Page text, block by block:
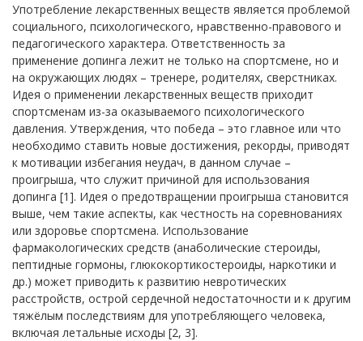
Употребление лекарственных веществ является проблемой
социального, психологического, нравственно-правового и
педагогического характера. Ответственность за
применение допинга лежит не только на спортсмене, но и
на окружающих людях – тренере, родителях, сверстниках.
Идея о применении лекарственных веществ приходит
спортсменам из-за оказываемого психологического
давления. Утверждения, что победа – это главное или что
необходимо ставить новые достижения, рекорды, приводят
к мотивации избегания неудач, в данном случае –
проигрыша, что служит причиной для использования
допинга [1]. Идея о предотвращении проигрыша становится
выше, чем такие аспекты, как честность на соревнованиях
или здоровье спортсмена. Использование
фармакологических средств (анаболические стероиды,
пептидные гормоны, глюкокортикостероиды, наркотики и
др.) может приводить к развитию невротических
расстройств, острой сердечной недостаточности и к другим
тяжёлым последствиям для употребляющего человека,
включая летальные исходы [2, 3].